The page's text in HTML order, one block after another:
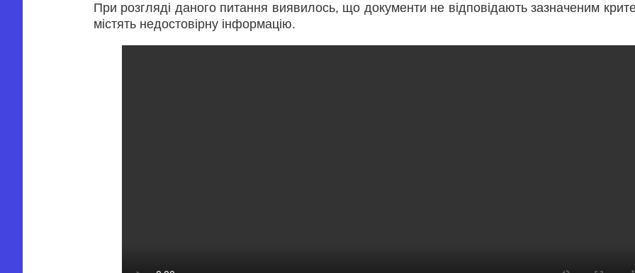
При розгляді даного питання виявилось, що документи не відповідають зазначеним
містять недостовірну інформацію.